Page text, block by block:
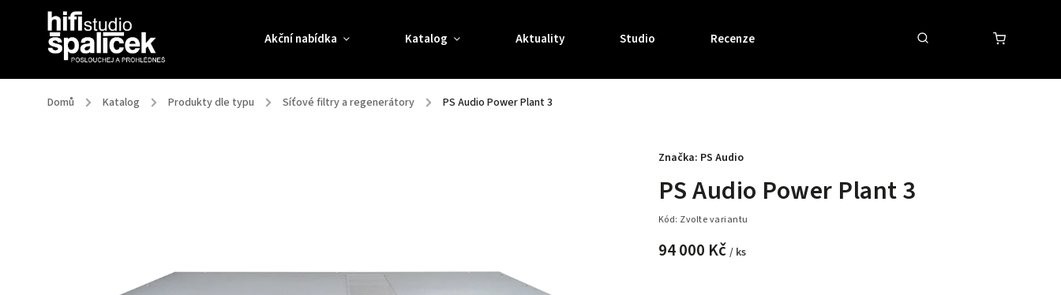
Akční nabídka Katalog Aktuality Studio Recenze Kontakty
Domů / Katalog / Produkty dle typu / Síťové filtry a regenerátory / PS Audio Power Plant 3
PS Audio Power Plant 3
Kód: Zvolte variantu
94 000 Kč / ks
Značka: PS Audio